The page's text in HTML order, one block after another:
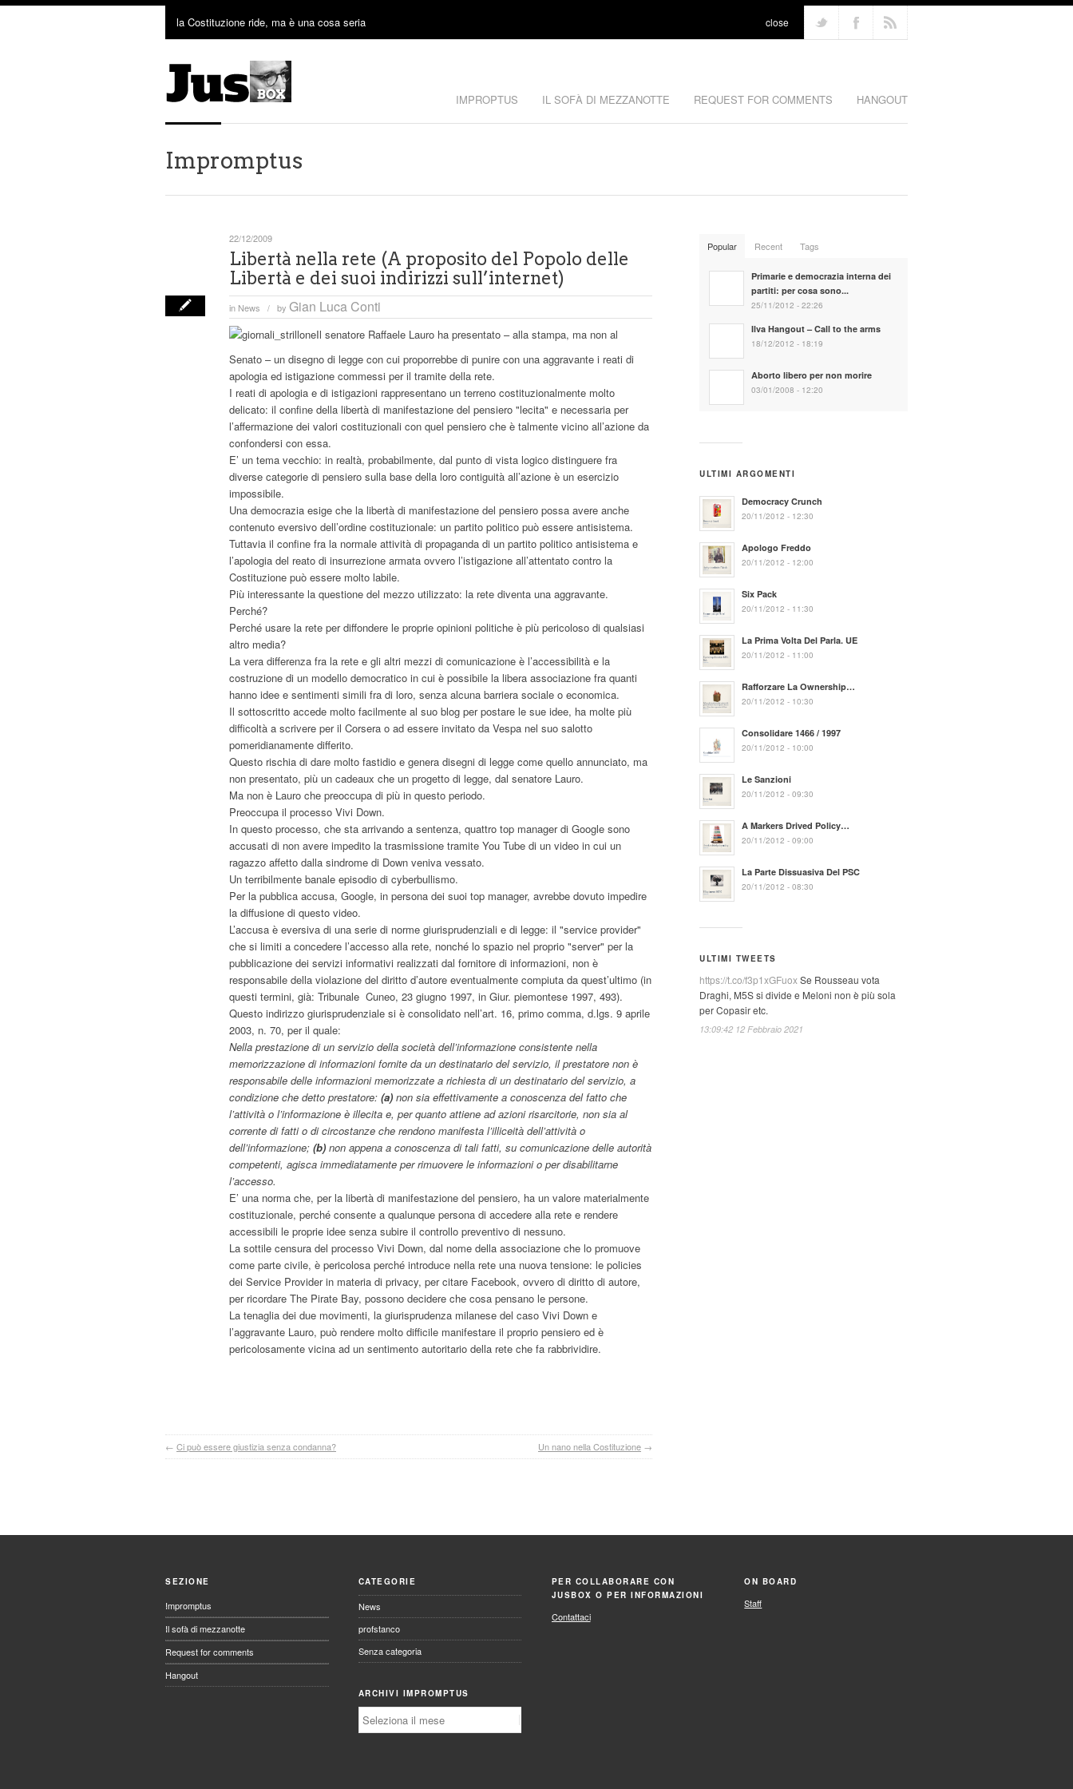
la Costituzione ride, ma è una cosa seria close
IMPROPTUS IL SOFÀ DI MEZZANOTTE REQUEST FOR COMMENTS HANGOUT
Impromptus
Libertà nella rete (A proposito del Popolo delle
Libertà e dei suoi indirizzi sull’internet)
in News / by Gian Luca Conti
22/12/2009
Il senatore Raffaele Lauro ha presentato – alla stampa, ma non al
Senato – un disegno di legge con cui proporrebbe di punire con una aggravante i reati di
apologia ed istigazione commessi per il tramite della rete.
I reati di apologia e di istigazioni rappresentano un terreno costituzionalmente molto
delicato: il confine della libertà di manifestazione del pensiero "lecita" e necessaria per
l’affermazione dei valori costituzionali con quel pensiero che è talmente vicino all’azione da
confondersi con essa.
E’ un tema vecchio: in realtà, probabilmente, dal punto di vista logico distinguere fra
diverse categorie di pensiero sulla base della loro contiguità all’azione è un esercizio
impossibile.
Una democrazia esige che la libertà di manifestazione del pensiero possa avere anche
contenuto eversivo dell’ordine costituzionale: un partito politico può essere antisistema.
Tuttavia il confine fra la normale attività di propaganda di un partito politico antisistema e
l’apologia del reato di insurrezione armata ovvero l’istigazione all’attentato contro la
Costituzione può essere molto labile.
Più interessante la questione del mezzo utilizzato: la rete diventa una aggravante.
Perché?
Perché usare la rete per diffondere le proprie opinioni politiche è più pericoloso di qualsiasi
altro media?
La vera differenza fra la rete e gli altri mezzi di comunicazione è l’accessibilità e la
costruzione di un modello democratico in cui è possibile la libera associazione fra quanti
hanno idee e sentimenti simili fra di loro, senza alcuna barriera sociale o economica.
Il sottoscritto accede molto facilmente al suo blog per postare le sue idee, ha molte più
difficoltà a scrivere per il Corsera o ad essere invitato da Vespa nel suo salotto
pomeridianamente differito.
Questo rischia di dare molto fastidio e genera disegni di legge come quello annunciato, ma
non presentato, più un cadeaux che un progetto di legge, dal senatore Lauro.
Ma non è Lauro che preoccupa di più in questo periodo.
Preoccupa il processo Vivi Down.
In questo processo, che sta arrivando a sentenza, quattro top manager di Google sono
accusati di non avere impedito la trasmissione tramite You Tube di un video in cui un
ragazzo affetto dalla sindrome di Down veniva vessato.
Un terribilmente banale episodio di cyberbullismo.
Per la pubblica accusa, Google, in persona dei suoi top manager, avrebbe dovuto impedire
la diffusione di questo video.
L’accusa è eversiva di una serie di norme giurisprudenziali e di legge: il "service provider"
che si limiti a concedere l’accesso alla rete, nonché lo spazio nel proprio "server" per la
pubblicazione dei servizi informativi realizzati dal fornitore di informazioni, non è
responsabile della violazione del diritto d’autore eventualmente compiuta da quest’ultimo (in
questi termini, già: Tribunale Cuneo, 23 giugno 1997, in Giur. piemontese 1997, 493).
Questo indirizzo giurisprudenziale si è consolidato nell’art. 16, primo comma, d.lgs. 9 aprile
2003, n. 70, per il quale:
Nella prestazione di un servizio della società dell’informazione consistente nella
memorizzazione di informazioni fornite da un destinatario del servizio, il prestatore non è
responsabile delle informazioni memorizzate a richiesta di un destinatario del servizio, a
condizione che detto prestatore: (a) non sia effettivamente a conoscenza del fatto che
l’attività o l’informazione è illecita e, per quanto attiene ad azioni risarcitorie, non sia al
corrente di fatti o di circostanze che rendono manifesta l’illiceità dell’attività o
dell’informazione; (b) non appena a conoscenza di tali fatti, su comunicazione delle autorità
competenti, agisca immediatamente per rimuovere le informazioni o per disabilitarne
l’accesso.
E’ una norma che, per la libertà di manifestazione del pensiero, ha un valore materialmente
costituzionale, perché consente a qualunque persona di accedere alla rete e rendere
accessibili le proprie idee senza subire il controllo preventivo di nessuno.
La sottile censura del processo Vivi Down, dal nome della associazione che lo promuove
come parte civile, è pericolosa perché introduce nella rete una nuova tensione: le policies
dei Service Provider in materia di privacy, per citare Facebook, ovvero di diritto di autore,
per ricordare The Pirate Bay, possono decidere che cosa pensano le persone.
La tenaglia dei due movimenti, la giurisprudenza milanese del caso Vivi Down e
l’aggravante Lauro, può rendere molto difficile manifestare il proprio pensiero ed è
pericolosamente vicina ad un sentimento autoritario della rete che fa rabbrividire.
← Ci può essere giustizia senza condanna? Un nano nella Costituzione →
Popular Recent Tags
Primarie e democrazia interna dei
partiti: per cosa sono...
25/11/2012 - 22:26
Ilva Hangout – Call to the arms
18/12/2012 - 18:19
Aborto libero per non morire
03/01/2008 - 12:20
ULTIMI ARGOMENTI
Democracy Crunch
20/11/2012 - 12:30
Apologo Freddo
20/11/2012 - 12:00
Six Pack
20/11/2012 - 11:30
La Prima Volta Del Parla. UE
20/11/2012 - 11:00
Rafforzare La Ownership…
20/11/2012 - 10:30
Consolidare 1466 / 1997
20/11/2012 - 10:00
Le Sanzioni
20/11/2012 - 09:30
A Markers Drived Policy…
20/11/2012 - 09:00
La Parte Dissuasiva Del PSC
20/11/2012 - 08:30
ULTIMI TWEETS
https://t.co/f3p1xGFuoxSe Rousseau vota
Draghi, M5S si divide e Meloni non è più sola
per Copasir etc.
13:09:42 12 Febbraio 2021
SEZIONE
Impromptus
Il sofà di mezzanotte
Request for comments
Hangout
CATEGORIE
News
profstanco
Senza categoria
ARCHIVI IMPROMPTUS
Archivi
Impromptus
PER COLLABORARE CON
JUSBOX O PER INFORMAZIONI
Contattaci
ON BOARD
Staff